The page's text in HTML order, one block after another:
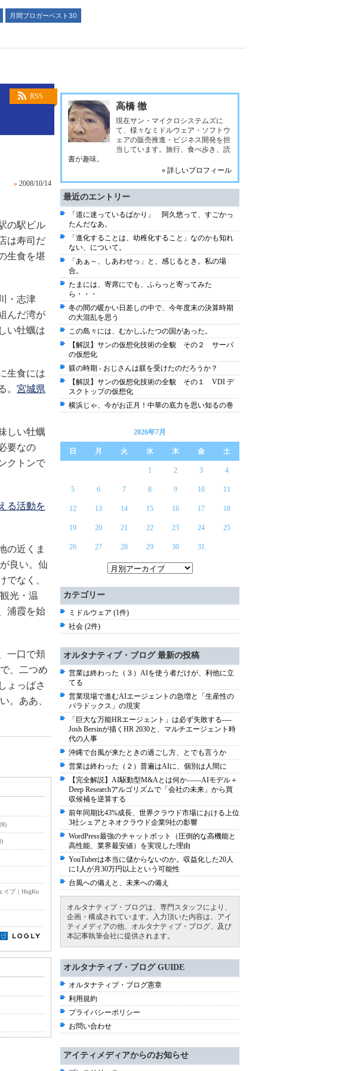
月間ブロガーベスト30
RSS
» 2008/10/14
の駅ビル
は寿司だ
生食を堪
・志津
んだ湾が
い牡蠣は
生食には
。 宮城県
しい牡蠣
要なの
クトンで
る活動を
の近くま
良い。仙
でなく、
光・温
浦霞を始
一口で頬
、二つめ
ょっぱさ
。ああ、
イブ｜HugKu
高橋 徹
現在サン・マイクロシステムズに
て、様々なミドルウェア・ソフトウ
ェアの販売推進・ビジネス開発を担
当しています。旅行、食べ歩き、読
書が趣味。
» 詳しいプロフィール
最近のエントリー
「道に迷っているばかり」 阿久悠って、すごかっ
たんだなあ。
「進化することは、幼稚化すること」なのかも知れ
ない、について。
「あぁ～、しあわせっ」と、感じるとき。私の場
合。
たまには、寄席にでも、ふらっと寄ってみた
ら・・・
冬の間の暖かい日差しの中で、今年度末の決算時期
の大混乱を思う
この島々には、むかしふたつの国があった。
【解説】サンの仮想化技術の全貌 その２ サーバ
の仮想化
躾の時期 - おじさんは躾を受けたのだろうか？
【解説】サンの仮想化技術の全貌 その１ VDI デ
スクトップの仮想化
横浜じゃ、今がお正月！中華の底力を思い知るの巻
2026年7月
日 月 火 水 木 金 土
1 2 3 4
5 6 7 8 9 10 11
12 13 14 15 16 17 18
19 20 21 22 23 24 25
26 27 28 29 30 31
カテゴリー
ミドルウェア (1件)
社会 (2件)
オルタナティブ・ブログ 最新の投稿
営業は終わった（３）AIを使う者だけが、利他に立
てる
営業現場で進むAIエージェントの急増と「生産性の
パラドックス」の現実
「巨大な万能HRエージェント」は必ず失敗する----
Josh Bersinが描くHR 2030と、マルチエージェント時
代の人事
沖縄で台風が来たときの過ごし方、とでも言うか
営業は終わった（２）普遍はAIに、個別は人間に
【完全解説】AI駆動型M&Aとは何か――AIモデル＋
Deep Researchアルゴリズムで「会社の未来」から買
収候補を逆算する
前年同期比43%成長、世界クラウド市場における上位
3社シェアとネオクラウド企業9社の影響
WordPress最強のチャットボット（圧倒的な高機能と
高性能、業界最安値）を実現した理由
YouTuberは本当に儲からないのか。収益化した20人
に1人が月30万円以上という可能性
台風への備えと、未来への備え
オルタナティブ・ブログは、専門スタッフにより、
企画・構成されています。入力頂いた内容は、アイ
ティメディアの他、オルタナティブ・ブログ、及び
本記事執筆会社に提供されます。
オルタナティブ・ブログ GUIDE
オルタナティブ・ブログ憲章
利用規約
プライバシーポリシー
お問い合わせ
アイティメディアからのお知らせ